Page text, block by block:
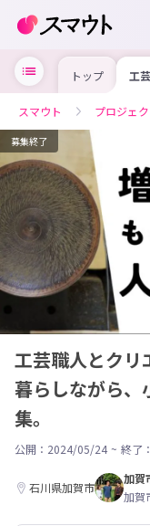
トップ 工
イ
が
を
スマウト プロジェ
募集終了
工芸職人とクリ
暮らしながら、
集。
公開：2024/05/24 ~ 終了
石川県加賀市
加賀
加賀